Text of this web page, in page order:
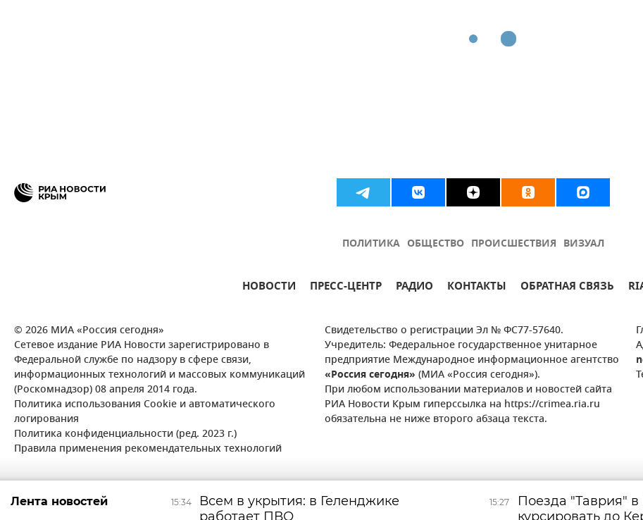
ПОЛИТИКА ОБЩЕСТВО ПРОИСШЕСТВИЯ ВИЗУАЛ
НОВОСТИ ПРЕСС-ЦЕНТР РАДИО КОНТАКТЫ ОБРАТНАЯ СВЯЗЬ
© 2026 МИА «Россия сегодня»
Сетевое издание РИА Новости зарегистрировано в
Федеральной службе по надзору в сфере связи,
информационных технологий и массовых коммуникаций
(Роскомнадзор) 08 апреля 2014 года.
Политика использования Cookie и автоматического
логирования
Политика конфиденциальности (ред. 2023 г.)
Правила применения рекомендательных технологий
Свидетельство о регистрации Эл № ФС77-57640.
Учредитель: Федеральное государственное унитарное
предприятие Международное информационное агентство
«Россия сегодня» (МИА «Россия сегодня»).
При любом использовании материалов и новостей сайта
РИА Новости Крым гиперссылка на https://crimea.ria.ru
обязательна не ниже второго абзаца текста.
15:34
Всем в укрытия: в Геленджике
работает ПВО
15:27
Поезда "Таврия"
курсировать до
Лента новостей